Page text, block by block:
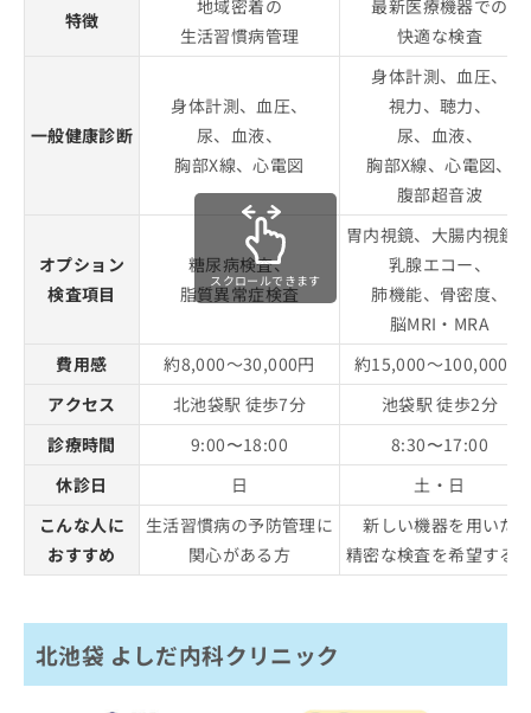
特徴
地域密着の
生活習慣病管理
最新医療機器での
快適な検査
一般健康診断
身体計測、血圧、
尿、血液、
胸部X線、心電図
身体計測、血圧、
視力、聴力、
尿、血液、
胸部X線、心電図、
腹部超音波
オプション
検査項目
糖尿病検査、
脂質異常症検査
胃内視鏡、大腸内視鏡
乳腺エコー、
肺機能、骨密度、
脳MRI・MRA
費用感
約8,000～30,000円
約15,000～100,000円
アクセス
北池袋駅 徒歩7分
池袋駅 徒歩2分
診療時間
9:00〜18:00
8:30〜17:00
休診日
日
土・日
こんな人に
おすすめ
生活習慣病の予防管理に
関心がある方
新しい機器を用いた
精密な検査を希望する
スクロールできます
北池袋 よしだ内科クリニック